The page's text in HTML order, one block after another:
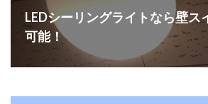
LEDシーリングライトなら壁ス
可能！